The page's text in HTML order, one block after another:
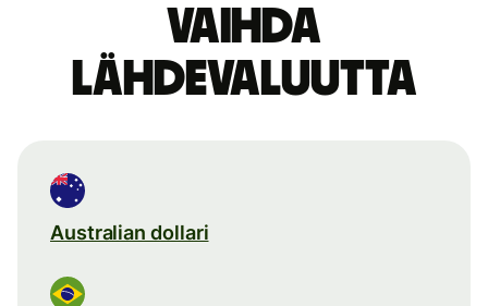
Vaihda
lähdevaluutta
Australian dollari